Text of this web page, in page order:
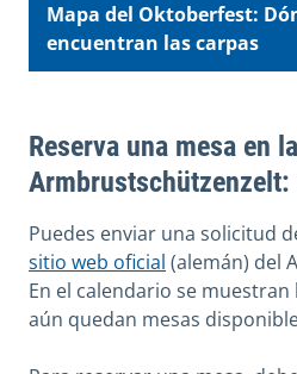
Mapa del Oktoberfest:
encuentran las carpas
Reserva una mesa en la
Puedes enviar una solicitud
sitio web oficial (alemán) del
En el calendario se muestran
aún quedan mesas